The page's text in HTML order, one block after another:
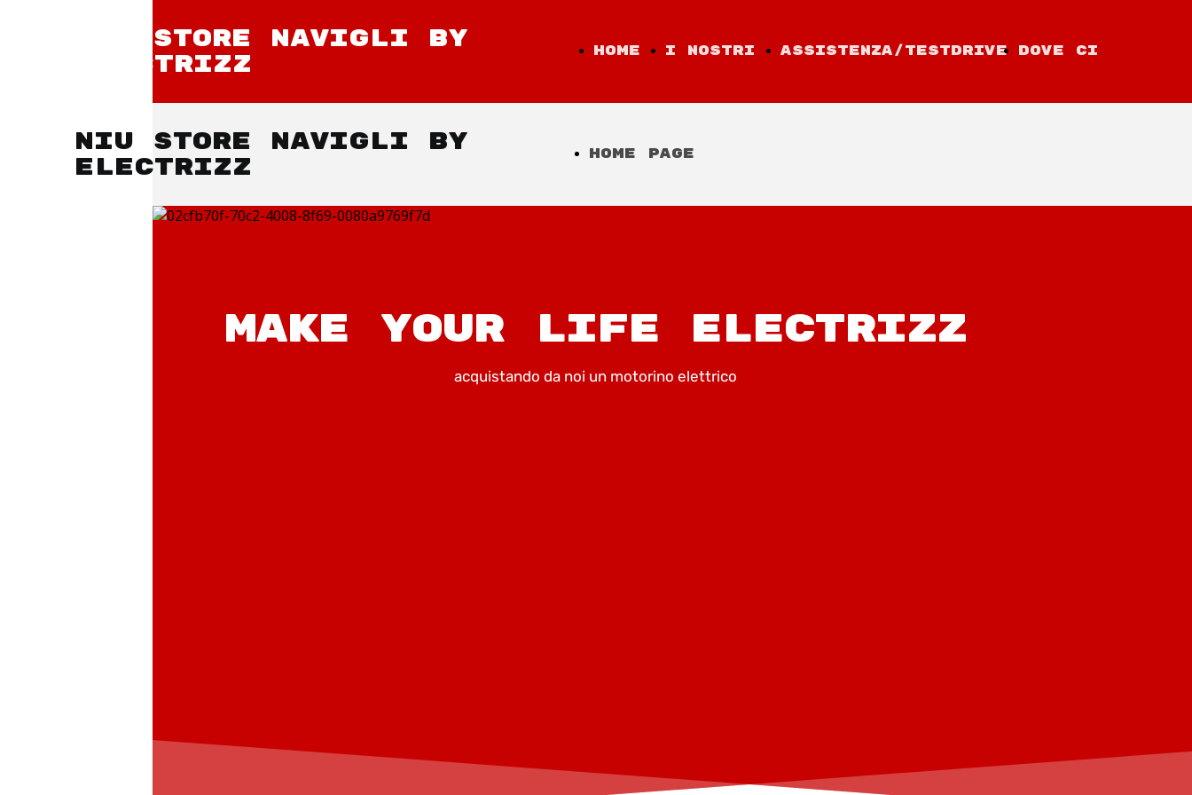
Home I nostri Assistenza/TestDrive Dove ci
NIU STORE NAVIGLI BY
ELECTRIZZ
Home Page
NIU STORE NAVIGLI BY
ELECTRIZZ
MAKE YOUR LIFE ELECTRIZZ
acquistando da noi un motorino elettrico